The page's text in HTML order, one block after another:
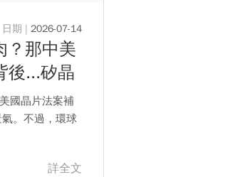
2026-07-14
？那中美
後...矽晶
國晶片法案補
。不過，環球
詳全文